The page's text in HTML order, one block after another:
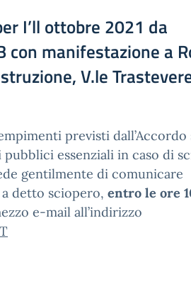
I’ll ottobre 2021 da
con manifestazione a
V.le
previsti dall’Accordo
essenziali in caso di
gentilmente di comunicare
a detto sciopero, entro le ore
e-mail all’indirizzo